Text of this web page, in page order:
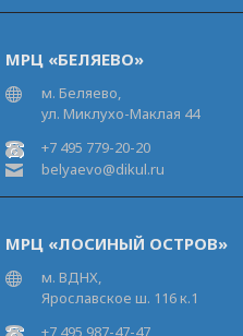
МРЦ «БЕЛЯЕВО»
м. Беляево,
ул. Миклухо-Маклая 44
+7 495 779-20-20
belyaevo@dikul.ru
МРЦ «ЛОСИНЫЙ ОСТРОВ»
м. ВДНХ,
Ярославское ш. 116 к.1
+7 495 987-47-47